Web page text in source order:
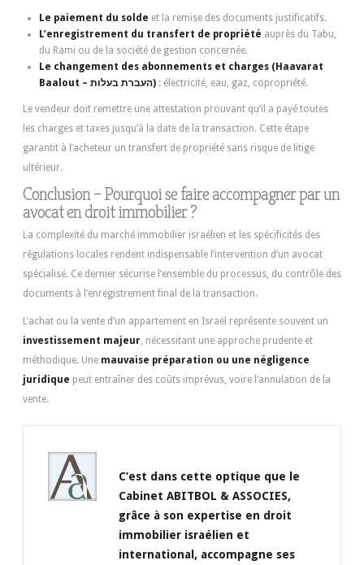
Le paiement du solde et la remise des documents justificatifs.
L’enregistrement du transfert de propriété auprès du Tabu,
du Rami ou de la société de gestion concernée.
Le changement des abonnements et charges (Haavarat
Baalout – העברת בעלות) : électricité, eau, gaz, copropriété.
Le vendeur doit remettre une attestation prouvant qu’il a payé toutes
les charges et taxes jusqu’à la date de la transaction. Cette étape
garantit à l’acheteur un transfert de propriété sans risque de litige
ultérieur.
Conclusion – Pourquoi se faire accompagner par un
avocat en droit immobilier ?
La complexité du marché immobilier israélien et les spécificités des
régulations locales rendent indispensable l’intervention d’un avocat
spécialisé. Ce dernier sécurise l’ensemble du processus, du contrôle des
documents à l’enregistrement final de la transaction.
L’achat ou la vente d’un appartement en Israël représente souvent un
investissement majeur, nécessitant une approche prudente et
méthodique. Une mauvaise préparation ou une négligence
juridique peut entraîner des coûts imprévus, voire l’annulation de la
vente.
C’est dans cette optique que le
Cabinet ABITBOL & ASSOCIES,
grâce à son expertise en droit
immobilier israélien et
international, accompagne ses